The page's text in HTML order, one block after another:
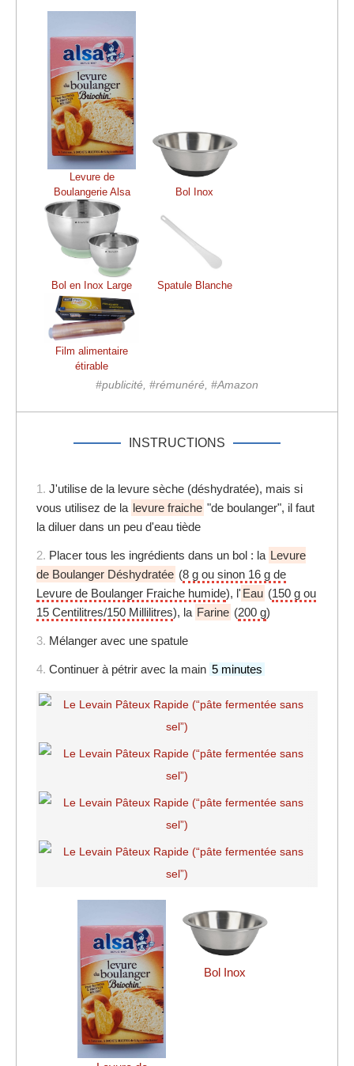
Levure de
Boulangerie Alsa
Bol Inox
Bol en Inox Large Spatule Blanche
Film alimentaire
étirable
#publicité, #rémunéré, #Amazon
INSTRUCTIONS
1. J'utilise de la levure sèche (déshydratée), mais si
vous utilisez de la levure fraiche "de boulanger", il faut
la diluer dans un peu d'eau tiède
2. Placer tous les ingrédients dans un bol : la Levure
de Boulanger Déshydratée (8 g ou sinon 16 g de
Levure de Boulanger Fraiche humide), l' Eau (150 g ou
15 Centilitres/150 Millilitres), la Farine (200 g)
3. Mélanger avec une spatule
4. Continuer à pétrir avec la main 5 minutes
Bol Inox